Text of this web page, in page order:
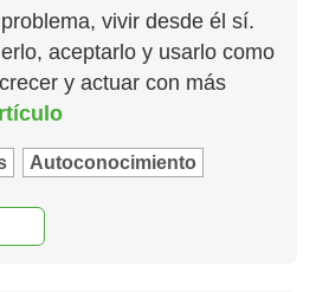
vivir desde él sí.
aceptarlo y usarlo como
y actuar con más
Autoconocimiento